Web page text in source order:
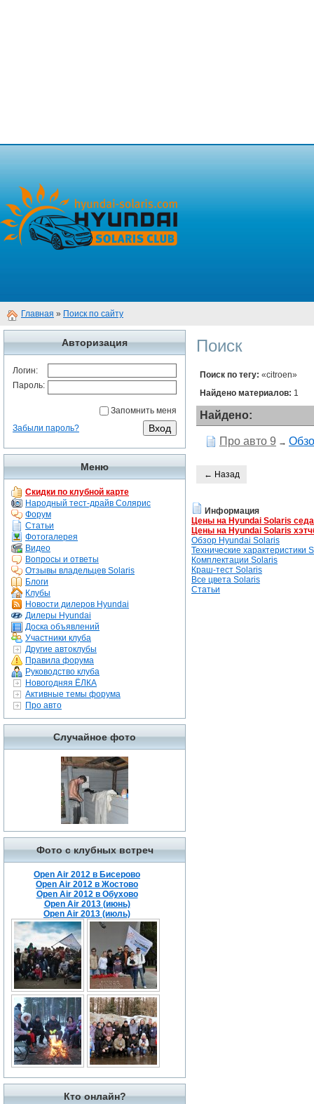
Главная » Поиск по сайту
Авторизация
Логин:
Пароль:
Запомнить меня
Забыли пароль?
Меню
Скидки по клубной карте
Народный тест-драйв Солярис
Форум
Статьи
Фотогалерея
Видео
Вопросы и ответы
Отзывы владельцев Solaris
Блоги
Клубы
Новости дилеров Hyundai
Дилеры Hyundai
Доска объявлений
Участники клуба
Другие автоклубы
Правила форума
Руководство клуба
Новогодняя ЁЛКА
Активные темы форума
Про авто
Случайное фото
Фото с клубных встреч
Open Air 2012 в Бисерово
Open Air 2012 в Жостово
Open Air 2012 в Обухово
Open Air 2013 (июнь)
Open Air 2013 (июль)
Кто онлайн?
Поиск
Поиск по тегу: «citroen»
Найдено материалов: 1
Найдено:
Про авто 9 →
← Назад
Информация
Цены на Hyundai Solaris
Цены на Hyundai Solaris
Обзор Hyundai Solaris
Технические характеристики
Комплектации Solaris
Краш-тест Solaris
Все цвета Solaris
Статьи